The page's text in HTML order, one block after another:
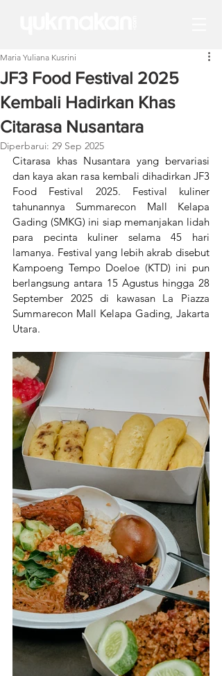
JF3 Food Festival 2025
Kembali Hadirkan Khas
Citarasa Nusantara
Maria Yuliana Kusrini
Diperbarui: 29 Sep 2025
Citarasa khas Nusantara yang bervariasi
dan kaya akan rasa kembali dihadirkan JF3
Food Festival 2025. Festival kuliner
tahunannya Summarecon Mall Kelapa
Gading (SMKG) ini siap memanjakan lidah
para pecinta kuliner selama 45 hari
lamanya. Festival yang lebih akrab disebut
Kampoeng Tempo Doeloe (KTD) ini pun
berlangsung antara 15 Agustus hingga 28
September 2025 di kawasan La Piazza
Summarecon Mall Kelapa Gading, Jakarta
Utara.